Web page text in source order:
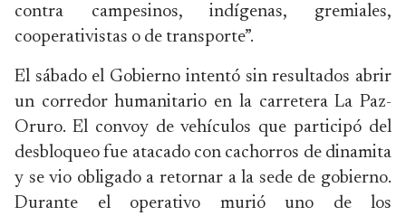
contra campesinos, indígenas, gremiales,
cooperativistas o de transporte”.
El sábado el Gobierno intentó sin resultados abrir
un corredor humanitario en la carretera La Paz-
Oruro. El convoy de vehículos que participó del
desbloqueo fue atacado con cachorros de dinamita
y se vio obligado a retornar a la sede de gobierno.
Durante el operativo murió uno de los